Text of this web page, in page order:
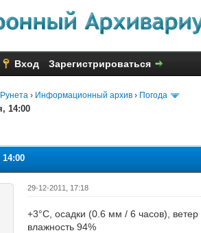
Вход Зарегистрироваться
› Информационный архив › Погода
14:00
14:00
29-12-2011, 17:18
+3°C, осадки (0.6 мм / 6 часов),
влажность 94%